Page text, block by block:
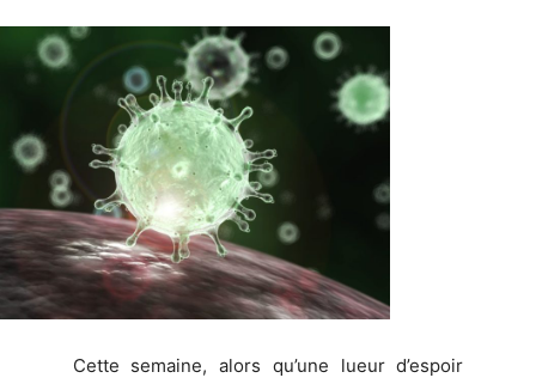
Cette semaine, alors qu’une lueur d’espoir